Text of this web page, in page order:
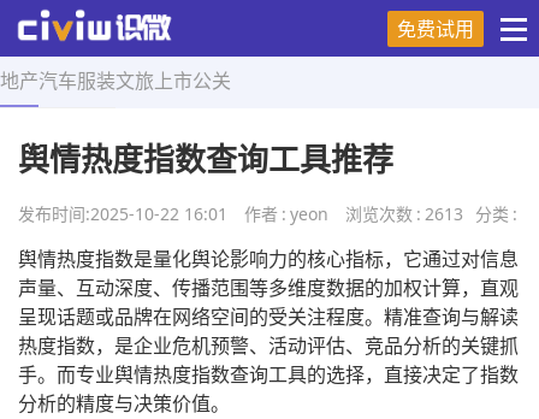
免费试用
地产汽车服装文旅 上市公关
首页 > 营销技巧 > 正文
舆情热度指数查询工具推荐
发布时间:2025-10-22 16:01 作者 : yeon 浏览次数 : 2613 分类 :
舆情热度指数是量化舆论影响力的核心指标，它通过对信息
声量、互动深度、传播范围等多维度数据的加权计算，直观
呈现话题或品牌在网络空间的受关注程度。精准查询与解读
热度指数，是企业危机预警、活动评估、竞品分析的关键抓
手。而专业舆情热度指数查询工具的选择，直接决定了指数
分析的精度与决策价值。